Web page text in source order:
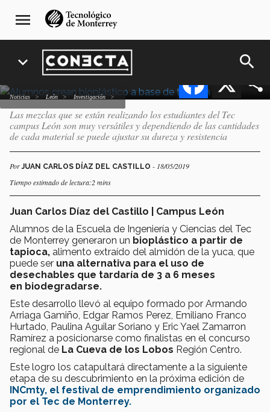
navegación
principal
menu
expand_more search
Noticias León Investigación
Alumnos crean bioplástico
a base de tapioca
Facebook
Las mezclas que se están realizando los estudiantes del Tec
campus León son muy versátiles y dependiendo de las cantidades
de cada material se puede ajustar su dureza y resistencia
PorJUAN CARLOS DÍAZ DEL CASTILLO - 18/05/2019
Tiempo estimado de lectura:2 mins
Juan Carlos Díaz del Castillo | Campus León
Alumnos de la Escuela de Ingeniería y Ciencias del Tec
de Monterrey generaron un bioplástico a partir de
tapioca, alimento extraído del almidón de la yuca, que
puede ser una alternativa para el uso de
desechables que tardaría de 3 a 6 meses
en biodegradarse.
Este desarrollo llevó al equipo formado por Armando
Arriaga Gamiño, Edgar Ramos Perez, Emiliano Franco
Hurtado, Paulina Aguilar Soriano y Eric Yael Zamarron
Ramírez a posicionarse como finalistas en el concurso
regional de La Cueva de los Lobos Región Centro.
Este logro los catapultará directamente a la siguiente
etapa de su descubrimiento en la próxima edición de
INCmty, el festival de emprendimiento organizado
por el Tec de Monterrey.